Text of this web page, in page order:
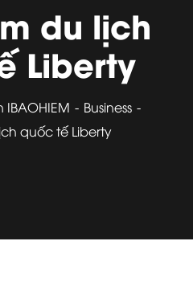
du lịch
Liberty
Business
quốc tế Liberty